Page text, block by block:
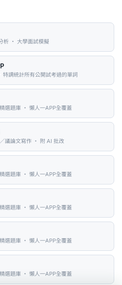
析 ・ 大學面試模擬
調統計所有公開試考過的單詞
選題庫 ・ 懶人一APP全覆蓋
議論文寫作 ・ 附 AI 批改
選題庫 ・ 懶人一APP全覆蓋
選題庫 ・ 懶人一APP全覆蓋
選題庫 ・ 懶人一APP全覆蓋
選題庫 ・ 懶人一APP全覆蓋